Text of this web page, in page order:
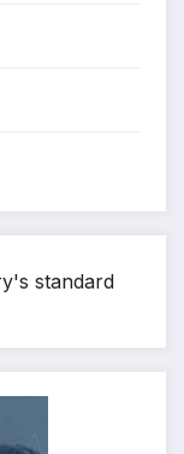
standard